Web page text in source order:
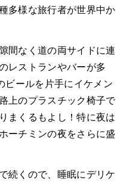
多様な旅行者が世界中か
間なく道の両サイドに連
レストランやバーが多
ビールを片手にイケメン
上のプラスチック椅子で
まくるもよし！特に夜は
ーチミンの夜をさらに盛
続くので、睡眠にデリケ